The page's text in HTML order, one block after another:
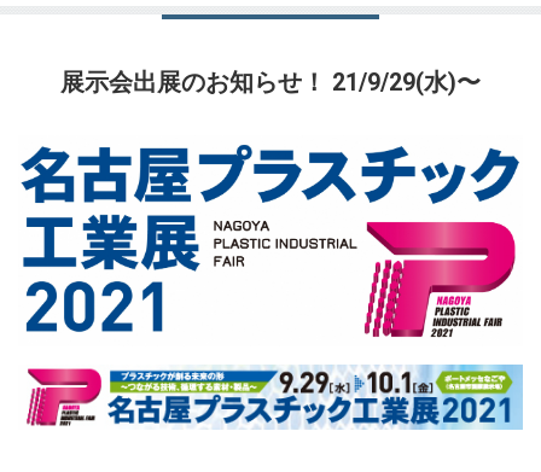
展示会出展のお知らせ！ 21/9/29(水)〜